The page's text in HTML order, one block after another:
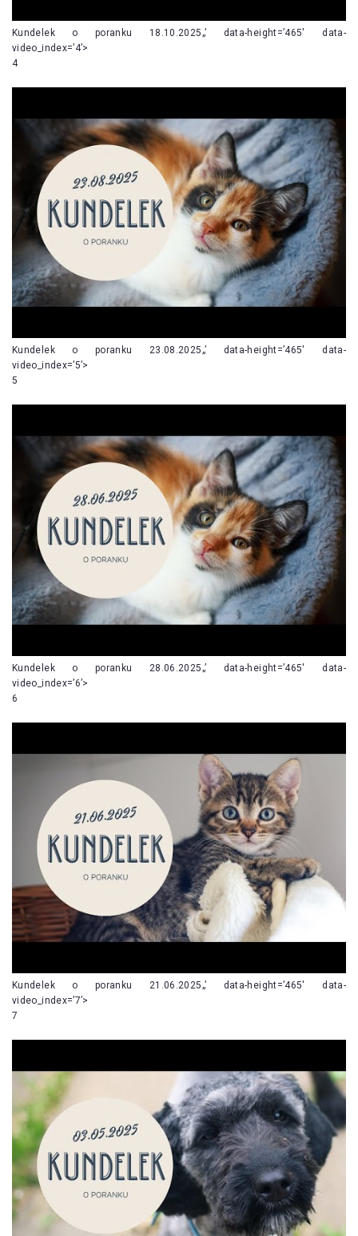
Kundelek o poranku 18.10.2025„’ data-height=’465′ data-
video_index=’4’>
4
Kundelek o poranku 23.08.2025„’ data-height=’465′ data-
video_index=’5’>
5
Kundelek o poranku 28.06.2025„’ data-height=’465′ data-
video_index=’6’>
6
Kundelek o poranku 21.06.2025„’ data-height=’465′ data-
video_index=’7’>
7